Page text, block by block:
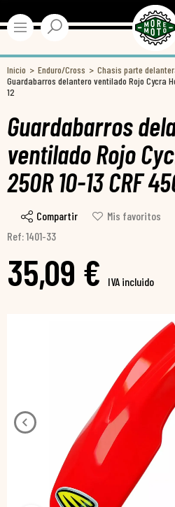
Inicio Enduro/Cross Chasis parte
Guardabarros delantero ventilado Rojo Cycra
12
Guardabarros
ventilado Rojo
250R 10-13 CRF
Compartir
Mis favoritos
Ref: 1401-33
35,09 € IVA incluido